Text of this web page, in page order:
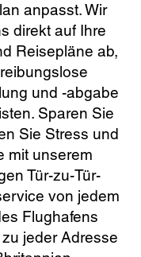
anpasst. Wir
direkt auf Ihre
Reisepläne ab,
und -abgabe
Sparen Sie
Sie Stress und
mit unserem
Tür-zu-Tür-
von jedem
Flughafens
jeder Adresse